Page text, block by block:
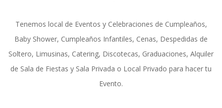
Tenemos local de Eventos y Celebraciones de Cumpleaños,
Baby Shower, Cumpleaños Infantiles, Cenas, Despedidas de
Soltero, Limusinas, Catering, Discotecas, Graduaciones, Alquiler
de Sala de Fiestas y Sala Privada o Local Privado para hacer tu
Evento.